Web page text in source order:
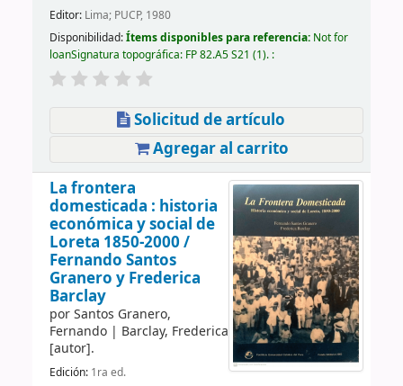
Editor: Lima; PUCP, 1980
Disponibilidad:Ítems disponibles para referencia: Not for
loanSignatura topográfica: FP 82.A5 S21 (1). :
Solicitud de artículo
Agregar al carrito
La frontera
domesticada : historia
económica y social de
Loreta 1850-2000 /
Fernando Santos
Granero y Frederica
Barclay
porSantos Granero,
Fernando| Barclay, Frederica
[autor].
Edición: 1ra ed.